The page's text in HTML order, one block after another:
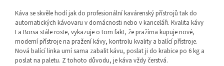
Káva se skvěle hodí jak do profesionální kavárenský přístrojů tak do
automatických kávovaru v domácnosti nebo v kanceláři. Kvalita kávy
La Borsa stále roste, vykazuje o tom fakt, že pražírna kupuje nové,
moderní přístroje na pražení kávy, kontrolu kvality a balící přístroje.
Nová balící linka umí sama zabalit kávu, poslat ji do krabice po 6 kg a
poslat na paletu. Z tohoto důvodu, je káva vždy čerstvá.